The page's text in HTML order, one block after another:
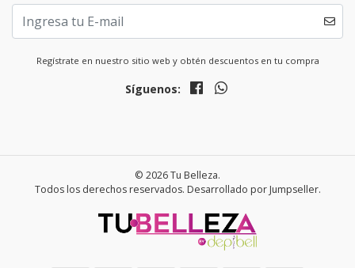
Regístrate en nuestro sitio web y obtén descuentos en tu compra
Síguenos:
© 2026 Tu Belleza.
Todos los derechos reservados. Desarrollado por Jumpseller.